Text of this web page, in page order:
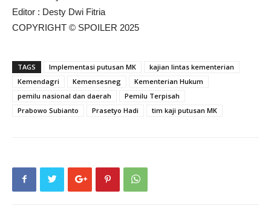
Editor : Desty Dwi Fitria
COPYRIGHT © SPOILER 2025
TAGS Implementasi putusan MK
kajian lintas kementerian
Kemendagri
Kemensesneg
Kementerian Hukum
pemilu nasional dan daerah
Pemilu Terpisah
Prabowo Subianto
Prasetyo Hadi tim kaji putusan MK